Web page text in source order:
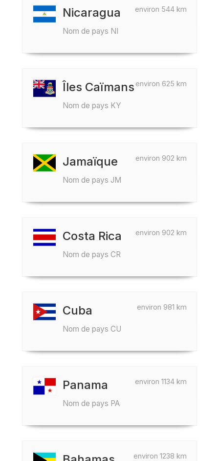
environ 544 km
Nicaragua
Nom de pays NI
environ 625 km
Îles Caïmans
Nom de pays KY
environ 902 km
Jamaïque
Nom de pays JM
environ 902 km
Costa Rica
Nom de pays CR
environ 981 km
Cuba
Nom de pays CU
environ 1134 km
Panama
Nom de pays PA
environ 1238 km